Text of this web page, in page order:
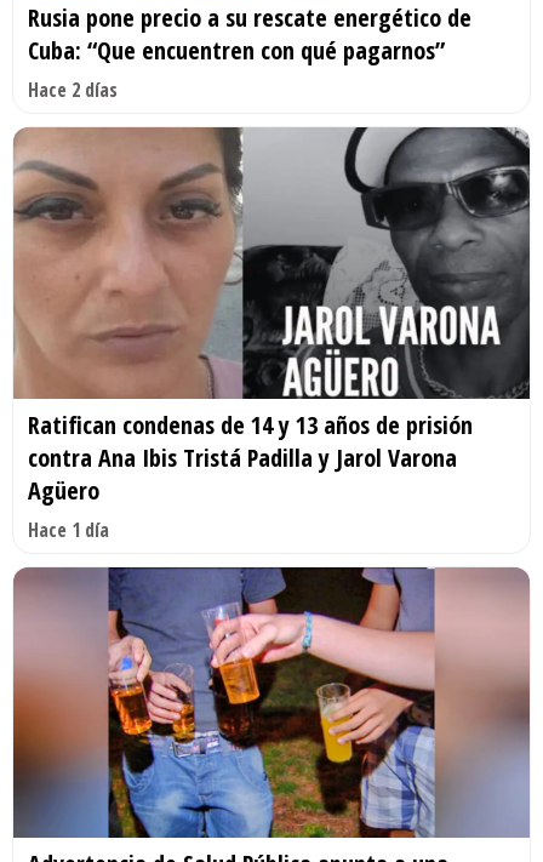
Rusia pone precio a su rescate energético de
Cuba: “Que encuentren con qué pagarnos”
Hace 2 días
Ratifican condenas de 14 y 13 años de prisión
contra Ana Ibis Tristá Padilla y Jarol Varona
Agüero
Hace 1 día